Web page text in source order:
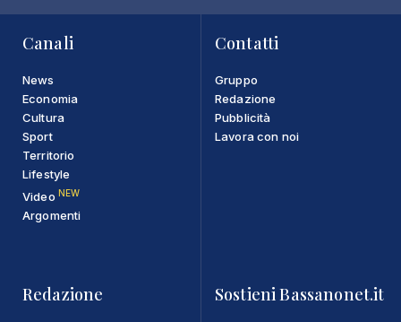
Canali
News
Economia
Cultura
Sport
Territorio
Lifestyle
Video NEW
Argomenti
Contatti
Gruppo
Redazione
Pubblicità
Lavora con noi
Redazione Sostieni Bassanonet.it